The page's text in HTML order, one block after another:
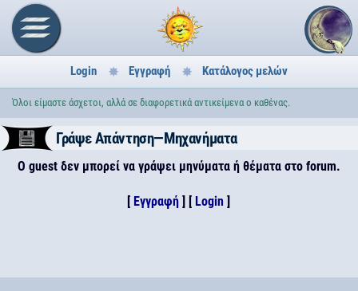
Login Εγγραφή Κατάλογος μελών
Όλοι είμαστε άσχετοι, αλλά σε διαφορετικά αντικείμενα ο καθένας.
Γράψε Απάντηση—Μηχανήματα
Ο guest δεν μπορεί να γράψει μηνύματα ή θέματα στο forum.
[ Εγγραφή ] [ Login ]